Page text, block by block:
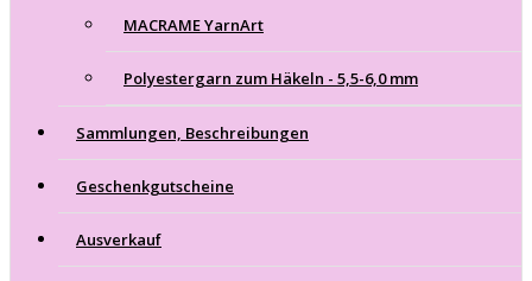
MACRAME YarnArt
Polyestergarn zum Häkeln - 5,5-6,0 mm
Sammlungen, Beschreibungen
Geschenkgutscheine
Ausverkauf